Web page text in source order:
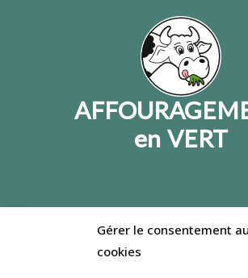
Gérer le consentement
cookies
en VERT
Jeulin lance un site dédié à
vert, son but : informer et